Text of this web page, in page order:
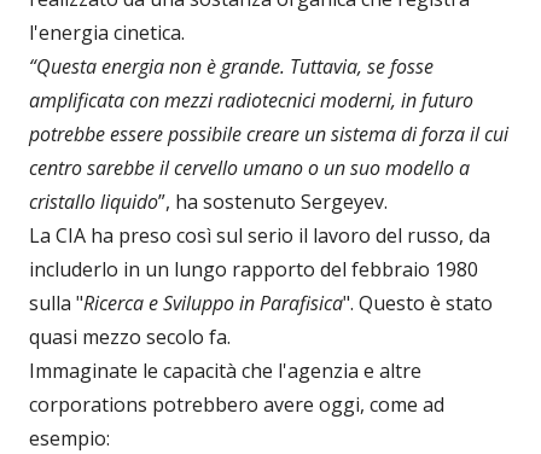
l'energia cinetica.
“Questa energia non è grande. Tuttavia, se fosse
amplificata con mezzi radiotecnici moderni, in futuro
potrebbe essere possibile creare un sistema di forza il cui
centro sarebbe il cervello umano o un suo modello a
cristallo liquido”, ha sostenuto Sergeyev.
La CIA ha preso così sul serio il lavoro del russo, da
includerlo in un lungo rapporto del febbraio 1980
sulla "Ricerca e Sviluppo in Parafisica". Questo è stato
quasi mezzo secolo fa.
Immaginate le capacità che l'agenzia e altre
corporations potrebbero avere oggi, come ad
esempio: